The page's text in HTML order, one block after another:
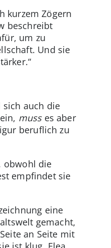
kurzem Zögern
beschreibt
um zu
Und sie
sich auch die
musses aber
beruflich zu
obwohl die
empfindet sie
eine
gemacht,
an Seite mit